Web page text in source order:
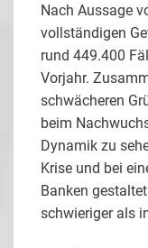
Nach Aussage
vollständigen
rund 449.400
Vorjahr.
schwächeren
beim
Dynamik zu
Krise und bei
Banken
schwieriger als